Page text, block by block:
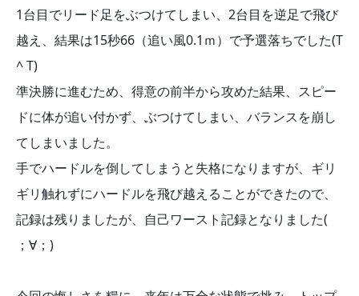
1台目でリード足をぶつけてしまい、2台目を逆足で飛び
越え、結果は15秒66（追い風0.1ｍ）で予選落ちでした(T
^ T)
準決勝に進むため、得意の前半から攻めた結果、スピー
ドに体が追い付かず、ぶつけてしまい、バランスを崩し
てしまいました。
手でハードルを倒してしまうと失格になりますが、ギリ
ギリ触れずにハードルを飛び越えることができたので、
記録は残りましたが、自己ワースト記録となりました(
；∀；)